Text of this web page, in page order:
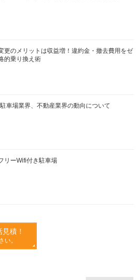
更のメリットは収益増！違約金・撤去費用をゼ
的乗り換え術
駐車場業界、不動産業界の動向について
リーWifi付き駐車場
積！
い。